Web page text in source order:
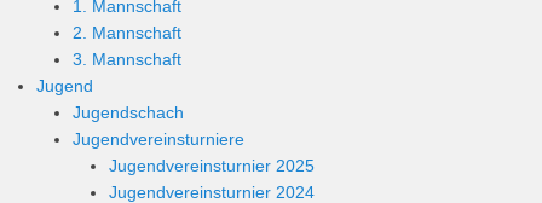
1. Mannschaft
2. Mannschaft
3. Mannschaft
Jugend
Jugendschach
Jugendvereinsturniere
Jugendvereinsturnier 2025
Jugendvereinsturnier 2024